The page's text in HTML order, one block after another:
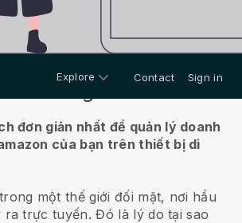
Explore Contact Sign in
đơn giản nhất để quản lý doanh
của bạn trên thiết bị di
một thế giới đối mặt, nơi hầu
ra trực tuyến.Đó là lý do tại sao